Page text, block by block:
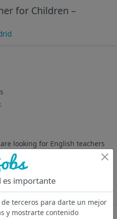
for Children –
looking for English teachers
our team immediately and give
The demand for English
to grow, and we are
es importante
terceros para darte un mejor
y mostrarte contenido